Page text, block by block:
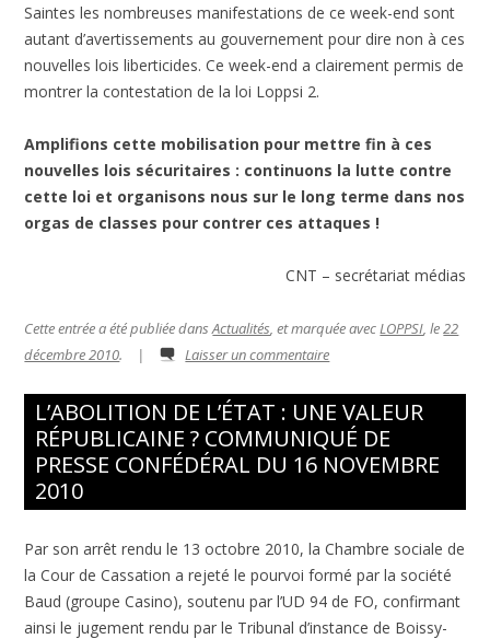
Saintes les nombreuses manifestations de ce week-end sont
autant d’avertissements au gouvernement pour dire non à ces
nouvelles lois liberticides. Ce week-end a clairement permis de
montrer la contestation de la loi Loppsi 2.
Amplifions cette mobilisation pour mettre fin à ces
nouvelles lois sécuritaires : continuons la lutte contre
cette loi et organisons nous sur le long terme dans nos
orgas de classes pour contrer ces attaques !
CNT – secrétariat médias
Cette entrée a été publiée dansActualités, et marquée avecLOPPSI, le22
décembre 2010. | Laisser un commentaire
L’ABOLITION DE L’ÉTAT : UNE VALEUR
RÉPUBLICAINE ? COMMUNIQUÉ DE
PRESSE CONFÉDÉRAL DU 16 NOVEMBRE
2010
Par son arrêt rendu le 13 octobre 2010, la Chambre sociale de
la Cour de Cassation a rejeté le pourvoi formé par la société
Baud (groupe Casino), soutenu par l’UD 94 de FO, confirmant
ainsi le jugement rendu par le Tribunal d’instance de Boissy-